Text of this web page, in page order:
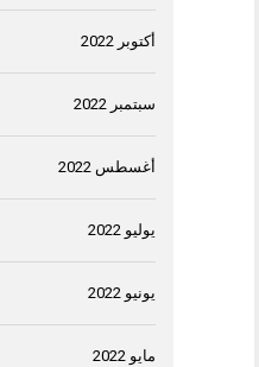
أكتوبر 2022
سبتمبر 2022
أغسطس 2022
يوليو 2022
يونيو 2022
مايو 2022